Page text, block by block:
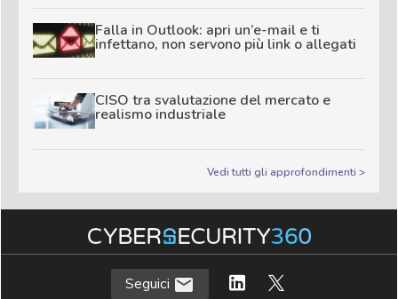
Falla in Outlook: apri un’e-mail e ti
infettano, non servono più link o allegati
CISO tra svalutazione del mercato e
realismo industriale
Vedi tutti gli approfondimenti >
Seguici